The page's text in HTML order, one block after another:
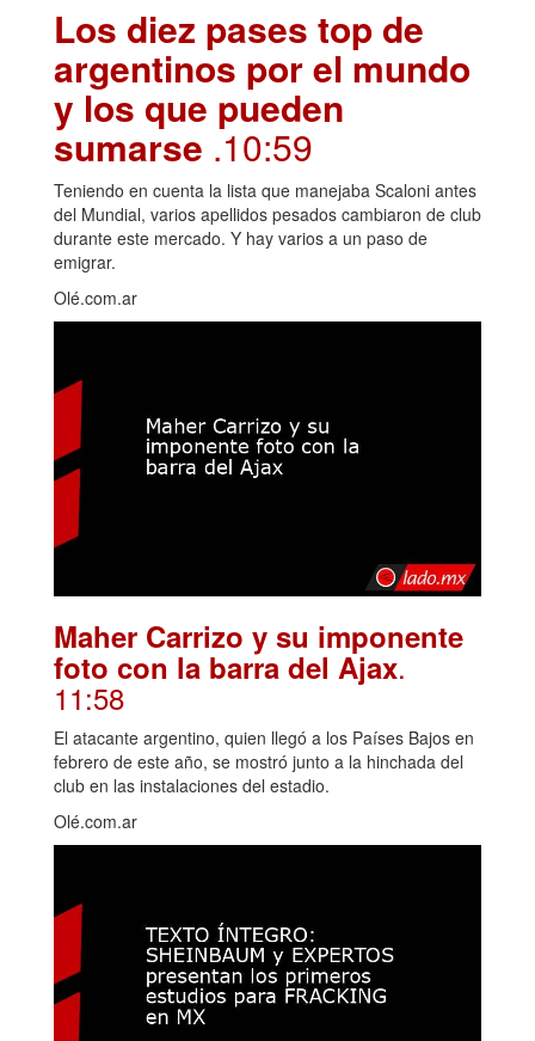
Los diez pases top de
argentinos por el mundo
y los que pueden
sumarse .10:59
Teniendo en cuenta la lista que manejaba Scaloni antes
del Mundial, varios apellidos pesados cambiaron de club
durante este mercado. Y hay varios a un paso de
emigrar.
Olé.com.ar
Maher Carrizo y su imponente
foto con la barra del Ajax.
11:58
El atacante argentino, quien llegó a los Países Bajos en
febrero de este año, se mostró junto a la hinchada del
club en las instalaciones del estadio.
Olé.com.ar